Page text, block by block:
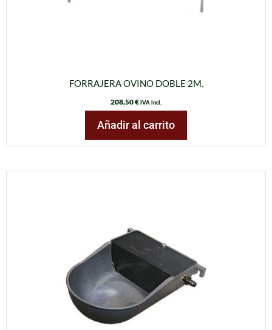
FORRAJERA OVINO DOBLE 2M.
208,50€IVA incl.
Añadir al carrito